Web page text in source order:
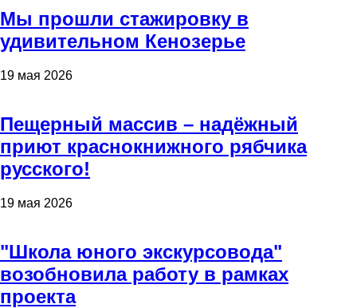
Мы прошли стажировку в
удивительном Кенозерье
19 мая 2026
Пещерный массив – надёжный
приют краснокнижного рябчика
русского!
19 мая 2026
"Школа юного экскурсовода"
возобновила работу в рамках
проекта